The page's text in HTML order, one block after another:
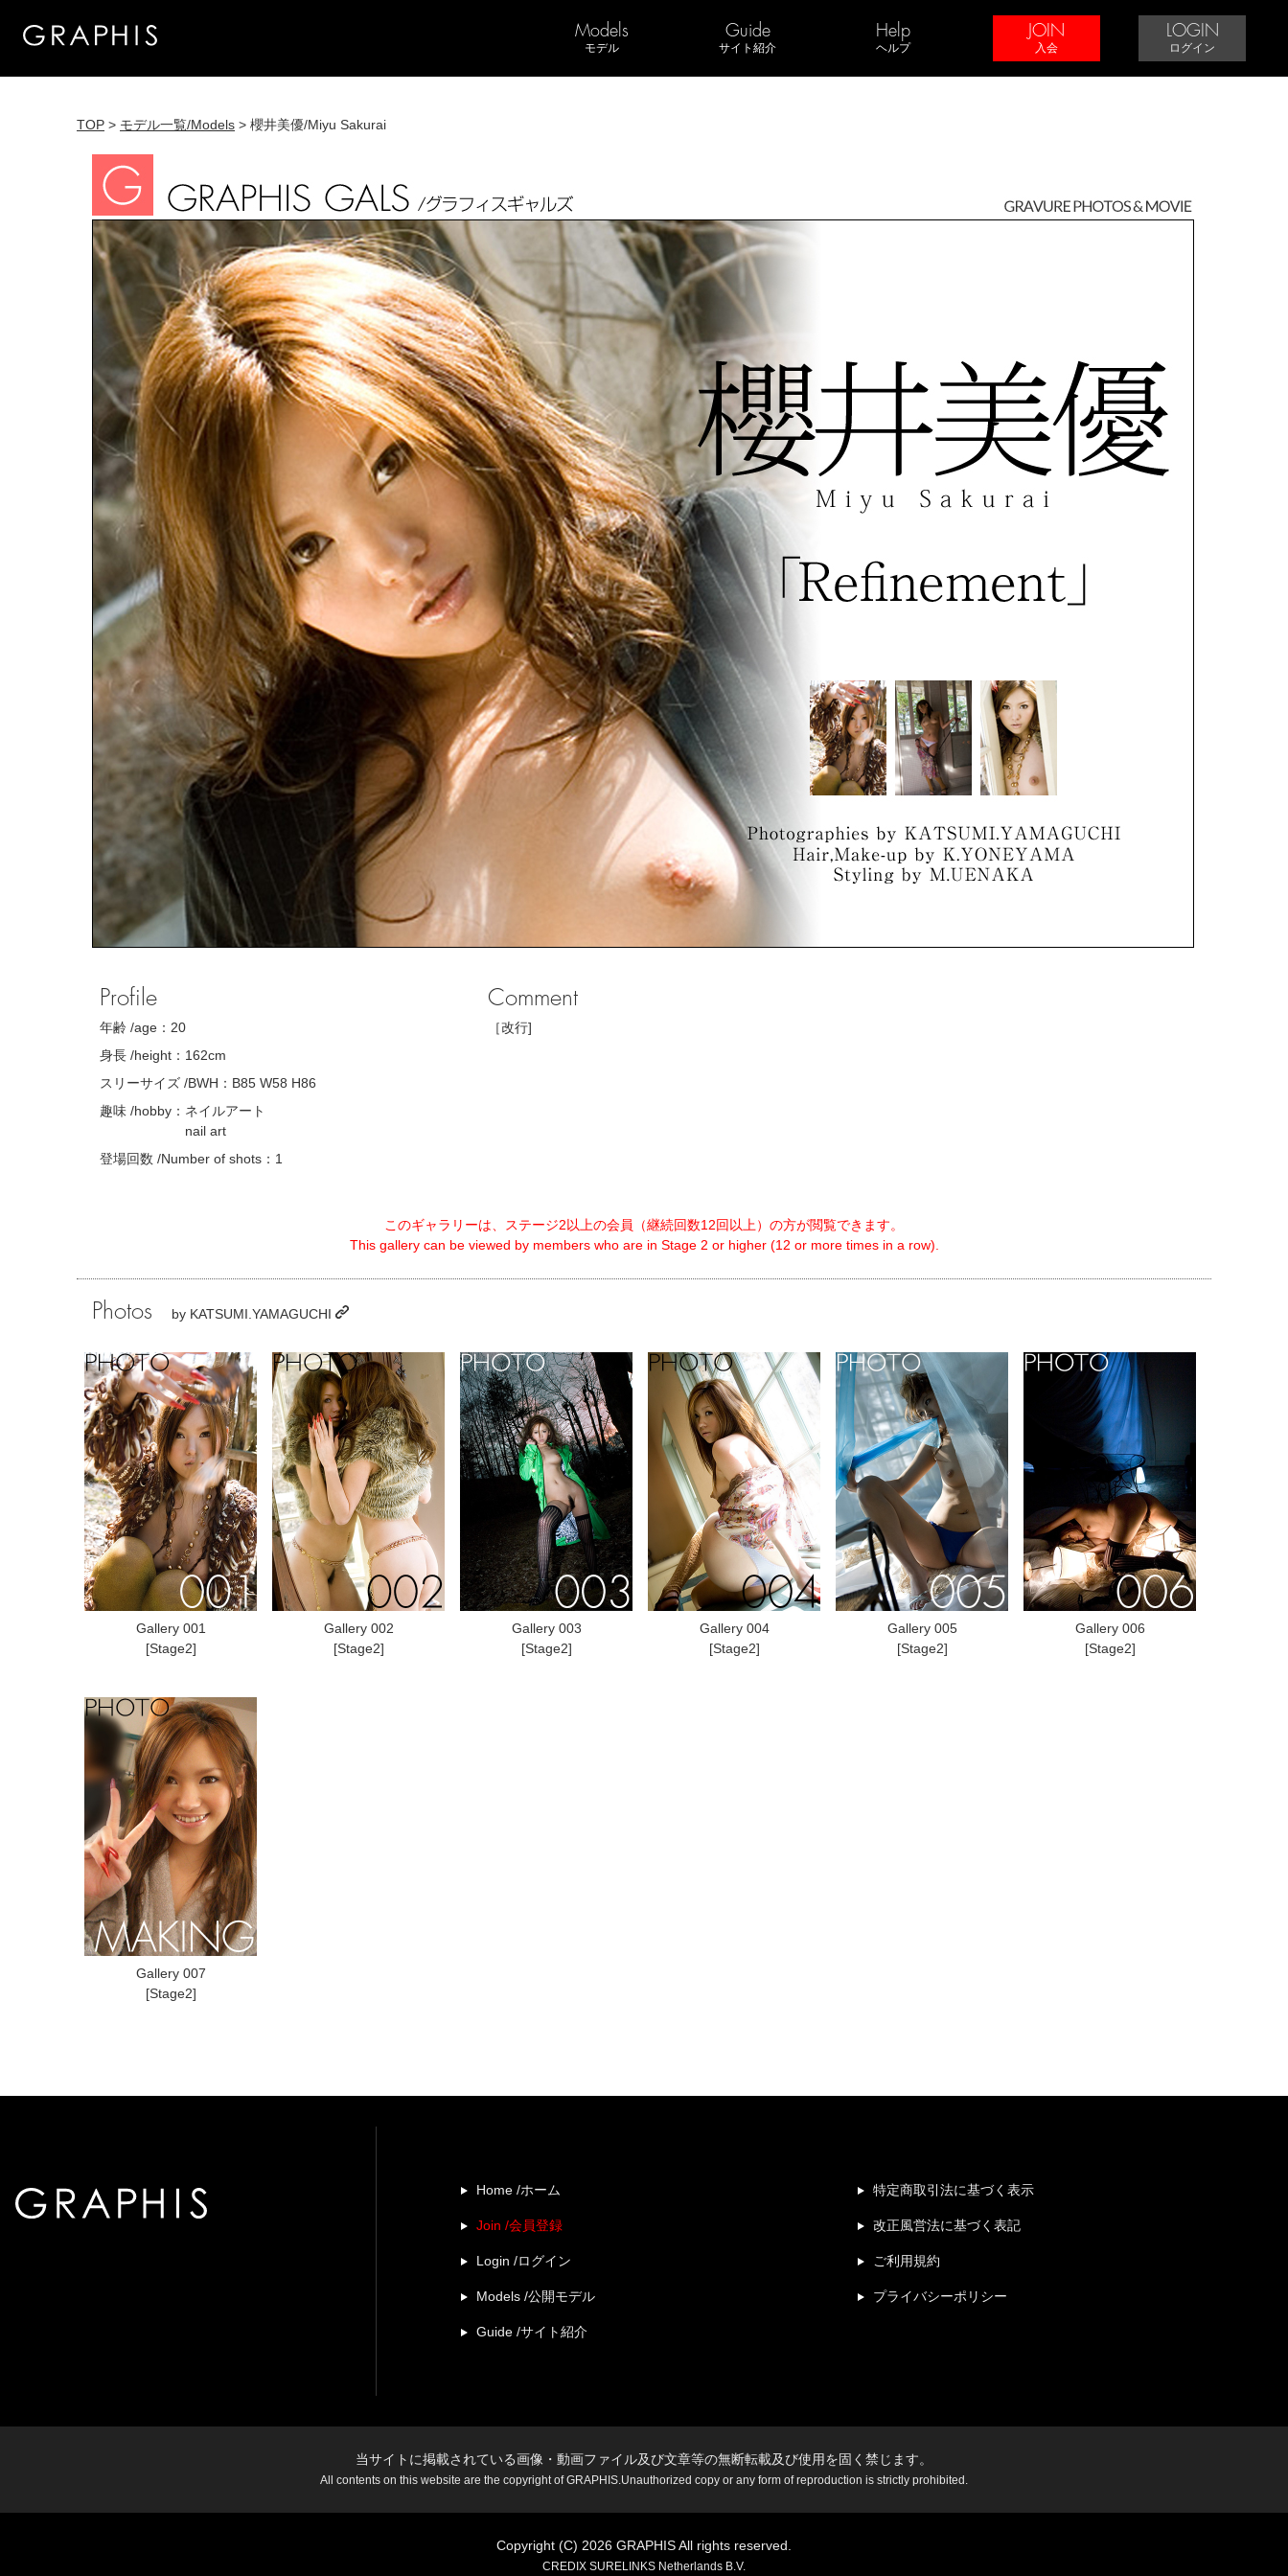
Models
モデル
Guide
サイト紹介
Help
ヘルプ
JOIN
入会
LOGIN
ログイン
TOP > モデル一覧/Models > 櫻井美優/Miyu Sakurai
Profile
年齢 /age： 20
身長 /height： 162cm
スリーサイズ /BWH： B85 W58 H86
趣味 /hobby： ネイルアート
nail art
登場回数 /Number of shots： 1
Comment
［改行]
このギャラリーは、ステージ2以上の会員（継続回数12回以上）の方が閲覧できます。
This gallery can be viewed by members who are in Stage 2 or higher (12 or more times in a row).
Photos by KATSUMI.YAMAGUCHI
Gallery 001
[Stage2]
Gallery 002
[Stage2]
Gallery 003
[Stage2]
Gallery 004
[Stage2]
Gallery 005
[Stage2]
Gallery 006
[Stage2]
Gallery 007
[Stage2]
Home /ホーム
Join /会員登録
Login /ログイン
Models /公開モデル
Guide /サイト紹介
特定商取引法に基づく表示
改正風営法に基づく表記
ご利用規約
プライバシーポリシー
当サイトに掲載されている画像・動画ファイル及び文章等の無断転載及び使用を固く禁じます。
All contents on this website are the copyright of GRAPHIS.Unauthorized copy or any form of reproduction is strictly prohibited.
Copyright (C) 2026 GRAPHIS All rights reserved.
CREDIX SURELINKS Netherlands B.V.